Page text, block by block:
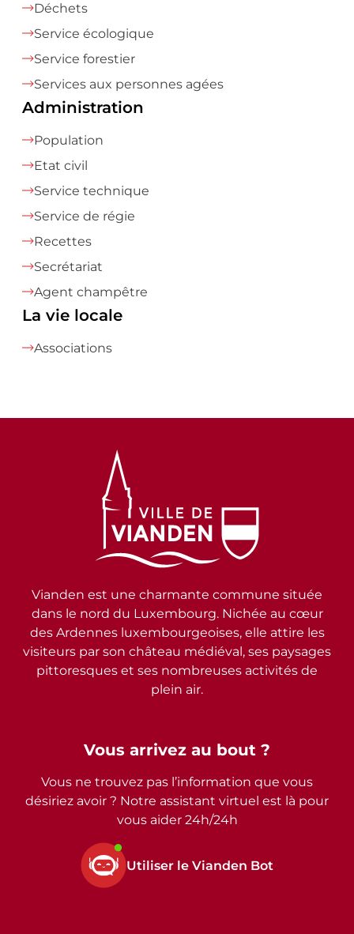
Déchets
Service écologique
Service forestier
Services aux personnes agées
Administration
Population
Etat civil
Service technique
Service de régie
Recettes
Secrétariat
Agent champêtre
La vie locale
Associations
Vous arrivez au bout ?
Vous ne trouvez pas l’information que vous
désiriez avoir ? Notre assistant virtuel est là pour
vous aider 24h/24h
Utiliser le Vianden Bot
Vianden est une charmante commune située
dans le nord du Luxembourg. Nichée au cœur
des Ardennes luxembourgeoises, elle attire les
visiteurs par son château médiéval, ses paysages
pittoresques et ses nombreuses activités de
plein air.